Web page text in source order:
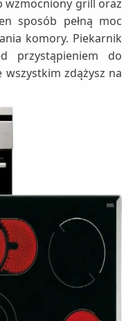
wzmocniony grill oraz
sposób pełną moc
komory. Piekarnik
przystąpieniem do
wszystkim zdążysz na